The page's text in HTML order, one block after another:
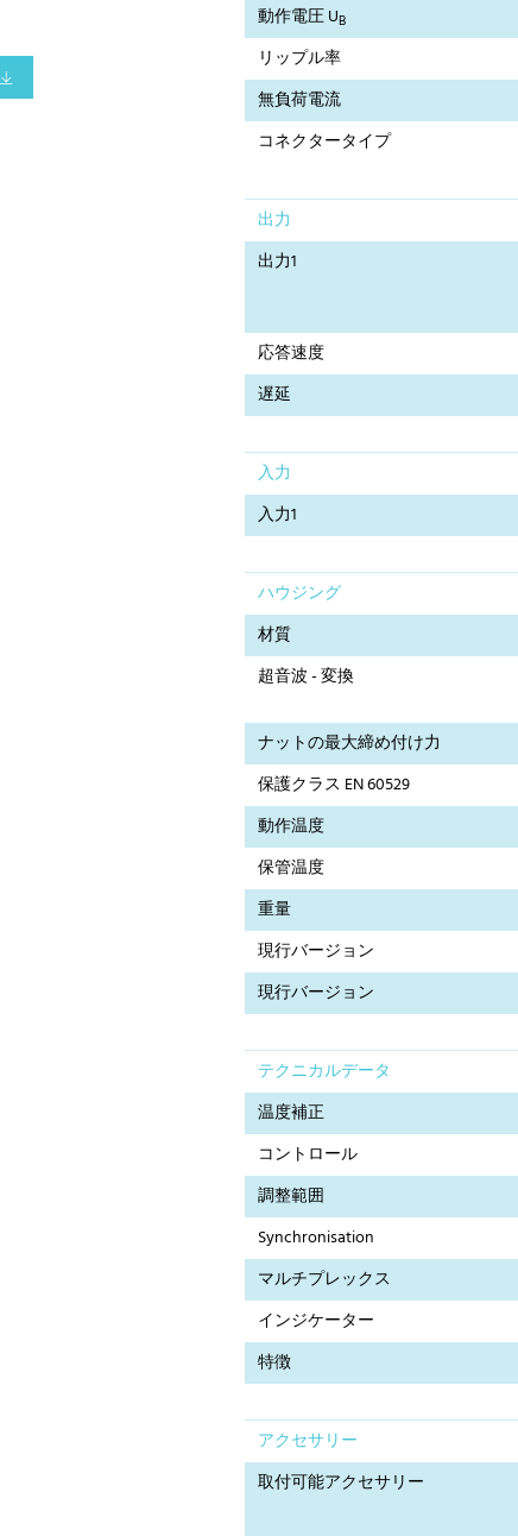
動作電圧 UB
リップル率
無負荷電流
コネクタータイプ
出力
出力1
応答速度
遅延
入力
入力1
ハウジング
材質
超音波 - 変換
ナットの最大締め付け力
保護クラス EN 60529
動作温度
保管温度
重量
現行バージョン
現行バージョン
テクニカルデータ
温度補正
コントロール
調整範囲
Synchronisation
マルチプレックス
インジケーター
特徴
アクセサリー
取付可能アクセサリー